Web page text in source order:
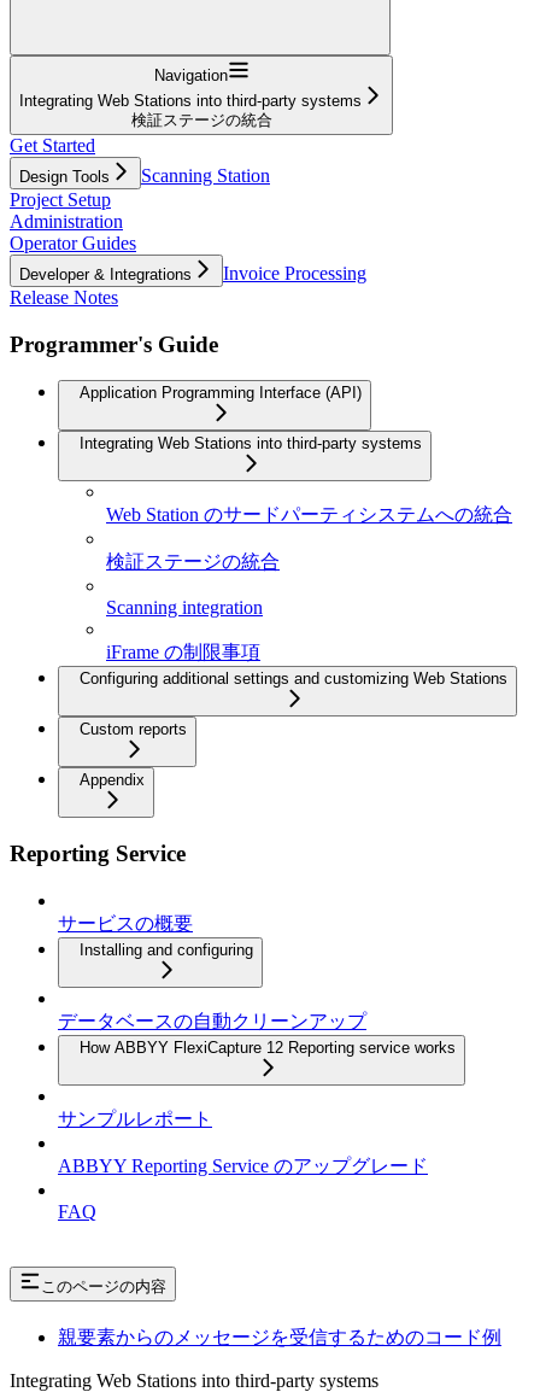
Navigation
Integrating Web Stations into third-party systems
検証ステージの統合
Get Started
Design Tools
Scanning Station
Project Setup
Administration
Operator Guides
Developer & Integrations
Invoice Processing
Release Notes
Programmer's Guide
Application Programming Interface (API)
Integrating Web Stations into third-party systems
Web Station のサードパーティシステムへの統合
検証ステージの統合
Scanning integration
iFrame の制限事項
Configuring additional settings and customizing Web Stations
Custom reports
Appendix
Reporting Service
サービスの概要
Installing and configuring
データベースの自動クリーンアップ
How ABBYY FlexiCapture 12 Reporting service works
サンプルレポート
ABBYY Reporting Service のアップグレード
FAQ
このページの内容
親要素からのメッセージを受信するためのコード例
Integrating Web Stations into third-party systems